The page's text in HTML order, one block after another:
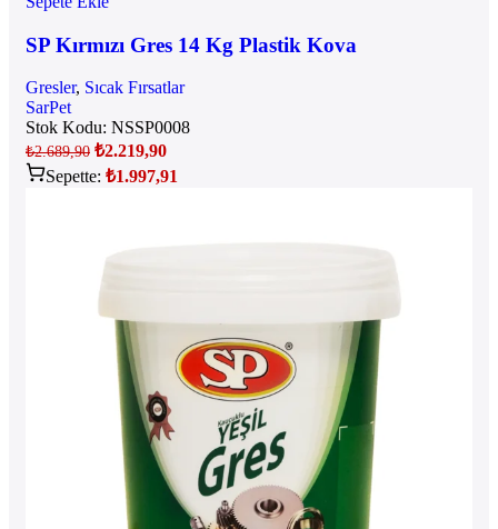
SP Kırmızı Gres 14 Kg Plastik Kova
Gresler, Sıcak Fırsatlar
SarPet
Stok Kodu: NSSP0008
₺2.689,90 ₺2.219,90
Sepette: ₺1.997,91